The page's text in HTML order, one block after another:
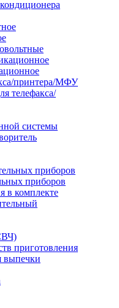
принтера/МФУ
телефакса/
системы
приборов
в комплекте
приготовления
выпечки